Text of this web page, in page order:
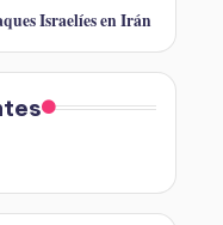
Israelíes en Irán